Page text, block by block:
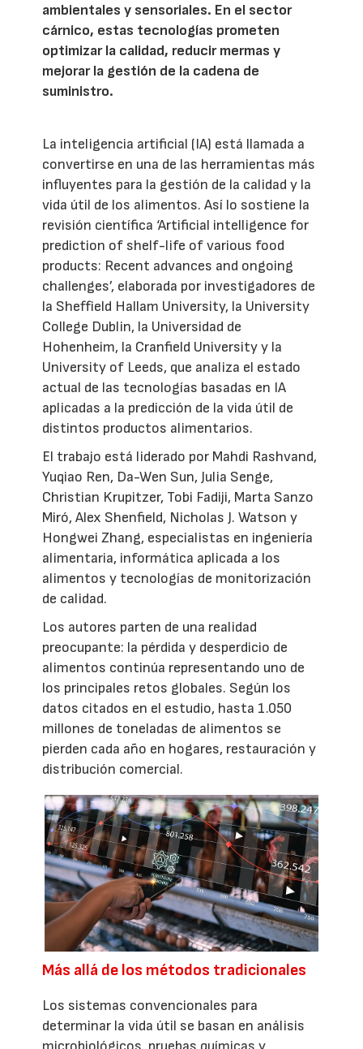
ambientales y sensoriales. En el sector
cárnico, estas tecnologías prometen
optimizar la calidad, reducir mermas y
mejorar la gestión de la cadena de
suministro.
La inteligencia artificial (IA) está llamada a
convertirse en una de las herramientas más
influyentes para la gestión de la calidad y la
vida útil de los alimentos. Así lo sostiene la
revisión científica ‘Artificial intelligence for
prediction of shelf-life of various food
products: Recent advances and ongoing
challenges’, elaborada por investigadores de
la Sheffield Hallam University, la University
College Dublin, la Universidad de
Hohenheim, la Cranfield University y la
University of Leeds, que analiza el estado
actual de las tecnologías basadas en IA
aplicadas a la predicción de la vida útil de
distintos productos alimentarios.
El trabajo está liderado por Mahdi Rashvand,
Yuqiao Ren, Da-Wen Sun, Julia Senge,
Christian Krupitzer, Tobi Fadiji, Marta Sanzo
Miró, Alex Shenfield, Nicholas J. Watson y
Hongwei Zhang, especialistas en ingeniería
alimentaria, informática aplicada a los
alimentos y tecnologías de monitorización
de calidad.
Los autores parten de una realidad
preocupante: la pérdida y desperdicio de
alimentos continúa representando uno de
los principales retos globales. Según los
datos citados en el estudio, hasta 1.050
millones de toneladas de alimentos se
pierden cada año en hogares, restauración y
distribución comercial.
Más allá de los métodos tradicionales
Los sistemas convencionales para
determinar la vida útil se basan en análisis